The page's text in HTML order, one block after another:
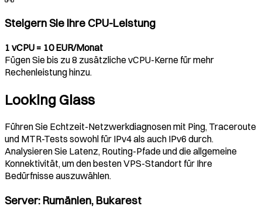
Steigern Sie Ihre CPU-Leistung
1 vCPU = 10 EUR/Monat
Fügen Sie bis zu 8 zusätzliche vCPU-Kerne für mehr
Rechenleistung hinzu.
Looking Glass
Führen Sie Echtzeit-Netzwerkdiagnosen mit Ping, Traceroute
und MTR-Tests sowohl für IPv4 als auch IPv6 durch.
Analysieren Sie Latenz, Routing-Pfade und die allgemeine
Konnektivität, um den besten VPS-Standort für Ihre
Bedürfnisse auszuwählen.
Server: Rumänien, Bukarest